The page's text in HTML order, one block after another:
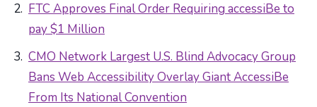
FTC Approves Final Order Requiring accessiBe to
pay $1 Million
CMO Network Largest U.S. Blind Advocacy Group
Bans Web Accessibility Overlay Giant AccessiBe
From Its National Convention